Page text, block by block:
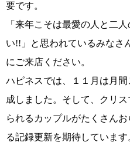
要です。
「来年こそは最愛の人と二
い!! 」と思われているみなさ
にご来店ください。
ハピネスでは、１１月は月
成しました。そして、クリ
られるカップルがたくさん
る記録更新を期待しています